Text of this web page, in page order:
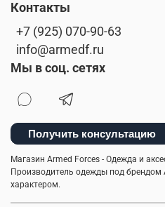
Контакты
+7 (925) 070-90-63
info@armedf.ru
Мы в соц. сетях
Получить консультацию
Магазин Armed Forces - Одежда и
Производитель одежды под брендом
характером.